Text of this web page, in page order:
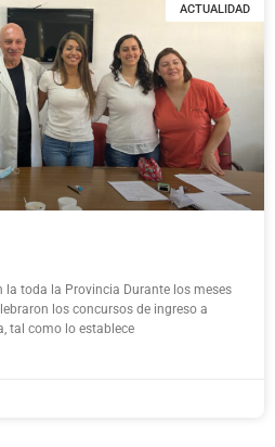
ACTUALIDAD
la toda la Provincia Durante los meses
los concursos de ingreso a
tal como lo establece